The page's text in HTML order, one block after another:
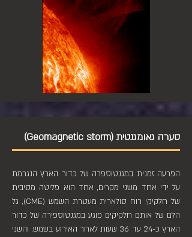
סערה גאומגנטית (Geomagnetic storm)
הפרעה זמנית במגנטוספרה של כדור הארץ הנגרמת
על ידי אחד משני מקרים, אחד הוא פליטה מסיבית
של חלקיקי רוח סולארית מעטרת השמש (CME), גל
הלם של אותם חלקיקים פוגע במגנטוספירה של כדור
הארץ כ-24 עד 36 שעות לאחר האירוע בשמש. והשני